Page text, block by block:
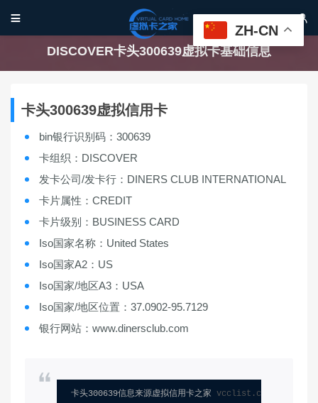
 
DISCOVER卡头300639虚拟卡基础信息
卡头300639虚拟信用卡
bin银行识别码：300639
卡组织：DISCOVER
发卡公司/发卡行：DINERS CLUB INTERNATIONAL
卡片属性：CREDIT
卡片级别：BUSINESS CARD
Iso国家名称：United States
Iso国家A2：US
Iso国家/地区A3：USA
Iso国家/地区位置：37.0902-95.7129
银行网站：www.dinersclub.com
卡头300639信息来源虚拟信用卡之家 vcclist.com
ZH-CN